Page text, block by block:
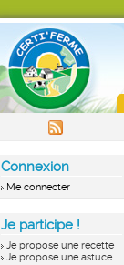
Connexion
Me connecter
Je participe !
Je propose une recette
Je propose une astuce